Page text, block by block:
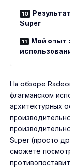
Super
Мой опыт
На обзоре
флагманском
архитектурных
Super (просто
сможете